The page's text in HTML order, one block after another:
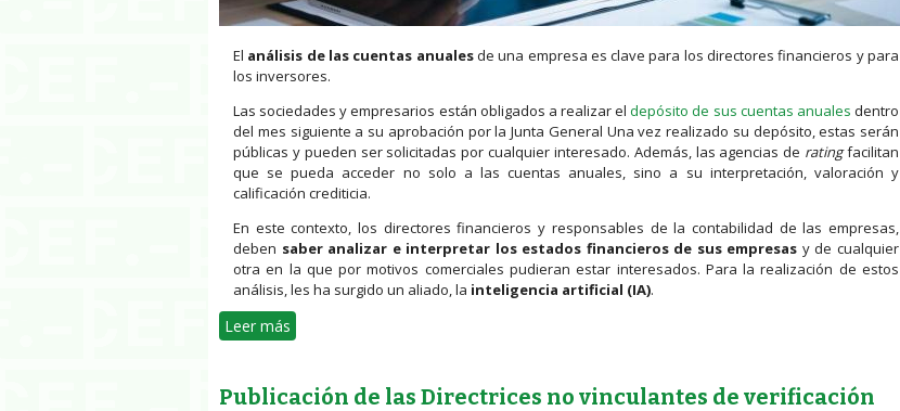
El análisis de las cuentas anualesde una empresa es clave para los directores financieros y para
los inversores.
Las sociedades y empresarios están obligados a realizar eldepósito de sus cuentas anuales dentro
del mes siguiente a su aprobación por la Junta General Una vez realizado su depósito, estas serán
públicas y pueden ser solicitadas por cualquier interesado. Además, las agencias de ratingfacilitan
que se pueda acceder no solo a las cuentas anuales, sino a su interpretación, valoración y
calificación crediticia.
En este contexto, los directores financieros y responsables de la contabilidad de las empresas,
deben saber analizar e interpretar los estados financieros de sus empresas y de cualquier
otra en la que por motivos comerciales pudieran estar interesados. Para la realización de estos
análisis, les ha surgido un aliado, la inteligencia artificial (IA).
Leer más
Publicación de las Directrices no vinculantes de verificación